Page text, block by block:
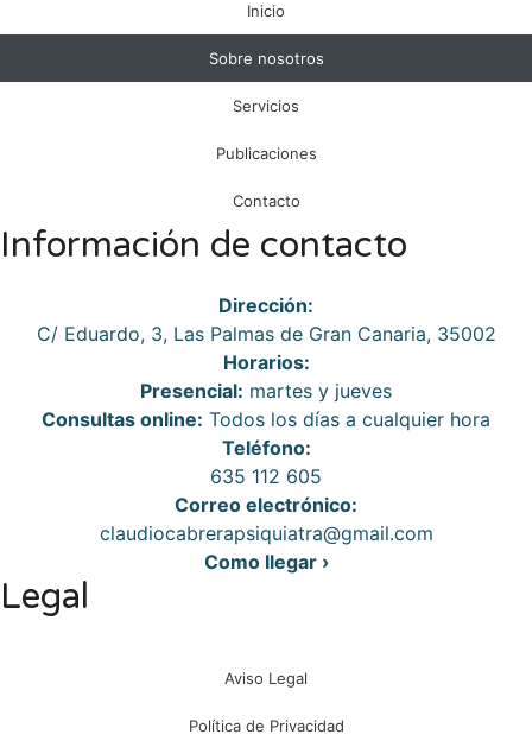
Inicio
Sobre nosotros
Servicios
Publicaciones
Contacto
Información de contacto
Dirección:
C/ Eduardo, 3, Las Palmas de Gran Canaria, 35002
Horarios:
Presencial: martes y jueves
Consultas online: Todos los días a cualquier hora
Teléfono:
635 112 605
Correo electrónico:
claudiocabrerapsiquiatra@gmail.com
Como llegar ›
Legal
Aviso Legal
Política de Privacidad